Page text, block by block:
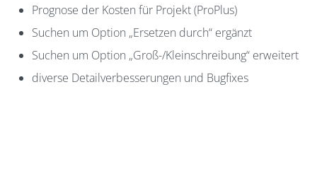
Prognose der Kosten für Projekt (ProPlus)
Suchen um Option „Ersetzen durch“ ergänzt
Suchen um Option „Groß-/Kleinschreibung“ erweitert
diverse Detailverbesserungen und Bugfixes